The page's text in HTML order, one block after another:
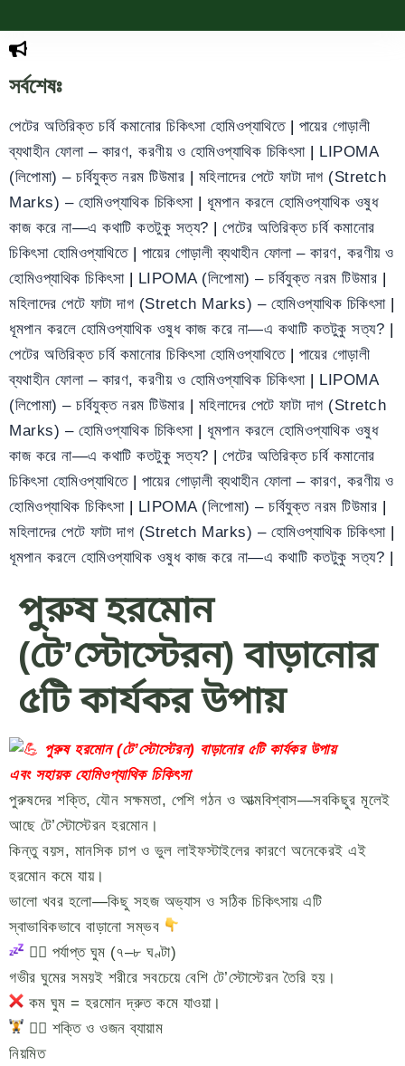
সর্বশেষঃ
পেটের অতিরিক্ত চর্বি কমানোর চিকিৎসা হোমিওপ্যাথিতে | পায়ের গোড়ালী
ব্যথাহীন ফোলা – কারণ, করণীয় ও হোমিওপ্যাথিক চিকিৎসা | LIPOMA
(লিপোমা) – চর্বিযুক্ত নরম টিউমার | মহিলাদের পেটে ফাটা দাগ (Stretch
Marks) – হোমিওপ্যাথিক চিকিৎসা | ধূমপান করলে হোমিওপ্যাথিক ওষুধ
কাজ করে না—এ কথাটি কতটুকু সত্য? | পেটের অতিরিক্ত চর্বি কমানোর
চিকিৎসা হোমিওপ্যাথিতে | পায়ের গোড়ালী ব্যথাহীন ফোলা – কারণ, করণীয় ও
হোমিওপ্যাথিক চিকিৎসা | LIPOMA (লিপোমা) – চর্বিযুক্ত নরম টিউমার |
মহিলাদের পেটে ফাটা দাগ (Stretch Marks) – হোমিওপ্যাথিক চিকিৎসা |
ধূমপান করলে হোমিওপ্যাথিক ওষুধ কাজ করে না—এ কথাটি কতটুকু সত্য? |
পেটের অতিরিক্ত চর্বি কমানোর চিকিৎসা হোমিওপ্যাথিতে | পায়ের গোড়ালী
ব্যথাহীন ফোলা – কারণ, করণীয় ও হোমিওপ্যাথিক চিকিৎসা | LIPOMA
(লিপোমা) – চর্বিযুক্ত নরম টিউমার | মহিলাদের পেটে ফাটা দাগ (Stretch
Marks) – হোমিওপ্যাথিক চিকিৎসা | ধূমপান করলে হোমিওপ্যাথিক ওষুধ
কাজ করে না—এ কথাটি কতটুকু সত্য? | পেটের অতিরিক্ত চর্বি কমানোর
চিকিৎসা হোমিওপ্যাথিতে | পায়ের গোড়ালী ব্যথাহীন ফোলা – কারণ, করণীয় ও
হোমিওপ্যাথিক চিকিৎসা | LIPOMA (লিপোমা) – চর্বিযুক্ত নরম টিউমার |
মহিলাদের পেটে ফাটা দাগ (Stretch Marks) – হোমিওপ্যাথিক চিকিৎসা |
ধূমপান করলে হোমিওপ্যাথিক ওষুধ কাজ করে না—এ কথাটি কতটুকু সত্য? |
পুরুষ হরমোন
(টে’স্টোস্টেরন) বাড়ানোর
৫টি কার্যকর উপায়
পুরুষ হরমোন (টে’স্টোস্টেরন) বাড়ানোর ৫টি কার্যকর উপায়
এবং সহায়ক হোমিওপ্যাথিক চিকিৎসা
পুরুষদের শক্তি, যৌন সক্ষমতা, পেশি গঠন ও আত্মবিশ্বাস—সবকিছুর মূলেই
আছে টে’স্টোস্টেরন হরমোন।
কিন্তু বয়স, মানসিক চাপ ও ভুল লাইফস্টাইলের কারণে অনেকেরই এই
হরমোন কমে যায়।
ভালো খবর হলো—কিছু সহজ অভ্যাস ও সঠিক চিকিৎসায় এটি
স্বাভাবিকভাবে বাড়ানো সম্ভব
১️⃣ পর্যাপ্ত ঘুম (৭–৮ ঘণ্টা)
গভীর ঘুমের সময়ই শরীরে সবচেয়ে বেশি টে’স্টোস্টেরন তৈরি হয়।
কম ঘুম = হরমোন দ্রুত কমে যাওয়া।
২️⃣ শক্তি ও ওজন ব্যায়াম
নিয়মিত